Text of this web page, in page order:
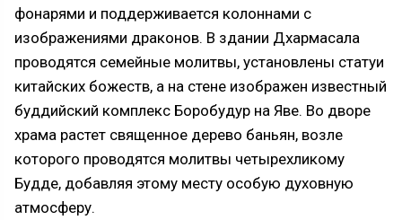
фонарями и поддерживается колоннами с
изображениями драконов. В здании Дхармасала
проводятся семейные молитвы, установлены статуи
китайских божеств, а на стене изображен известный
буддийский комплекс Боробудур на Яве. Во дворе
храма растет священное дерево баньян, возле
которого проводятся молитвы четырехликому
Будде, добавляя этому месту особую духовную
атмосферу.